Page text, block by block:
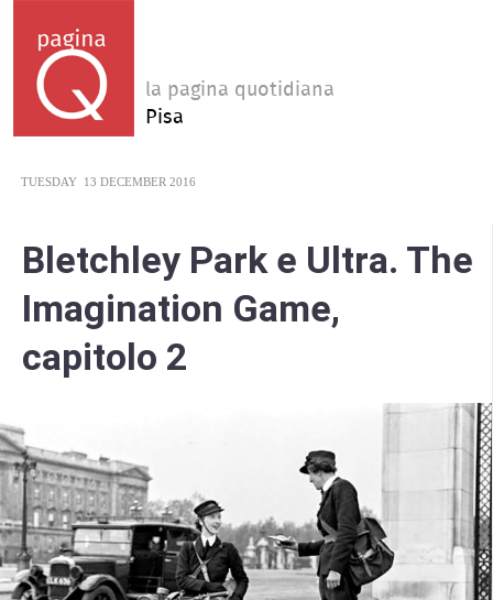
la pagina quotidiana
Pisa
TUESDAY 13 DECEMBER 2016
Bletchley Park e Ultra. The
Imagination Game,
capitolo 2